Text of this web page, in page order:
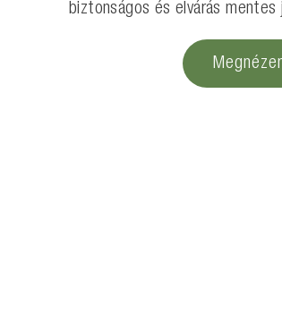
biztonságos és elvárás